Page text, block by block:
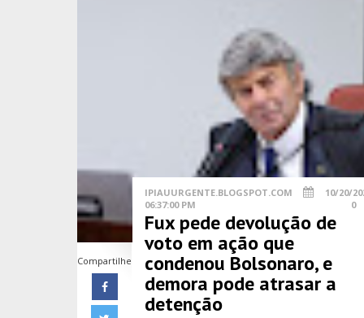
Compartilhe
IPIAUURGENTE.BLOGSPOT.COM
10/20/
06:37:00 PM
0
Fux pede devolução de
voto em ação que
condenou Bolsonaro, e
demora pode atrasar a
detenção